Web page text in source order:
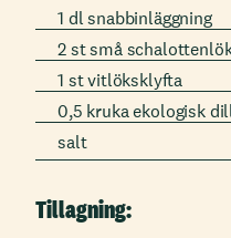
1 dl snabbinläggning
2 st små
1 st vitlöksklyfta
0,5 kruka ekologisk
salt
Tillagning: